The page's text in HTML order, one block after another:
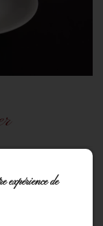
expérience de